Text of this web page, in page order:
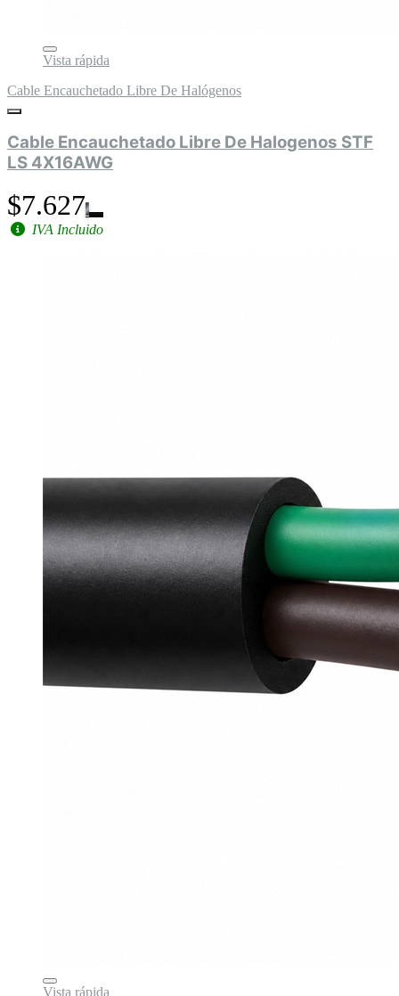
Vista rápida
Cable Encauchetado Libre De Halógenos
Cable Encauchetado Libre De Halogenos STF
LS 4X16AWG
$7.627
IVA Incluido
Vista rápida